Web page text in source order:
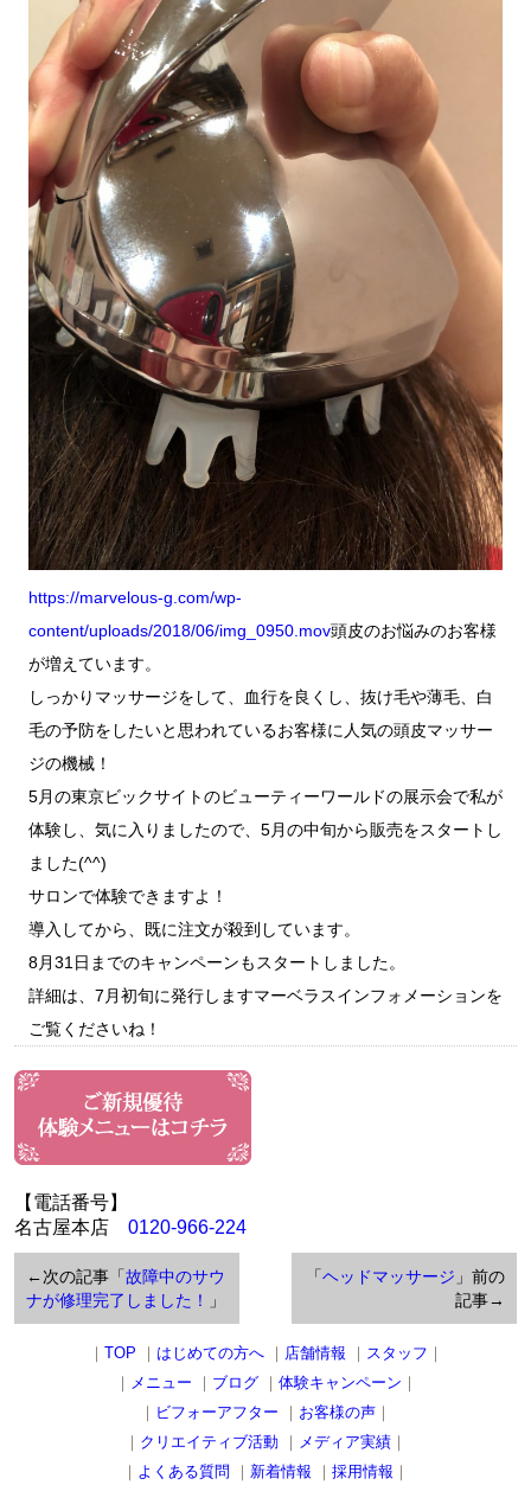
https://marvelous-g.com/wp-
content/uploads/2018/06/img_0950.mov頭皮のお悩みのお客様
が増えています。
しっかりマッサージをして、血行を良くし、抜け毛や薄毛、白
毛の予防をしたいと思われているお客様に人気の頭皮マッサー
ジの機械！
5月の東京ビックサイトのビューティーワールドの展示会で私が
体験し、気に入りましたので、5月の中旬から販売をスタートし
ました(^^)
サロンで体験できますよ！
導入してから、既に注文が殺到しています。
8月31日までのキャンペーンもスタートしました。
詳細は、7月初旬に発行しますマーベラスインフォメーションを
ご覧くださいね！
【電話番号】
名古屋本店 0120-966-224
「ヘッドマッサージ 」前の
記事→
←次の記事「故障中のサウ
ナが修理完了しました！
」
｜ TOP ｜ はじめての方へ｜ 店舗情報 ｜ スタッフ ｜
｜ メニュー ｜ ブログ｜ 体験キャンペーン ｜
｜ ビフォーアフター ｜ お客様の声 ｜
｜ クリエイティブ活動 ｜ メディア実績 ｜
｜ よくある質問 ｜ 新着情報 ｜ 採用情報 ｜